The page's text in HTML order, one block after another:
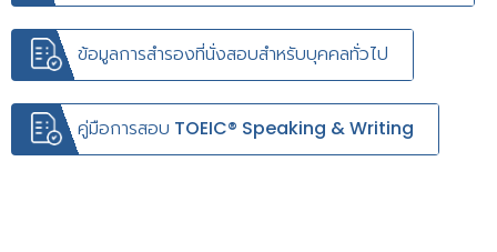
ข้อมูลการสำรองที่นั่งสอบสำหรับบุคคลทั่วไป
คู่มือการสอบ TOEIC® Speaking & Writing